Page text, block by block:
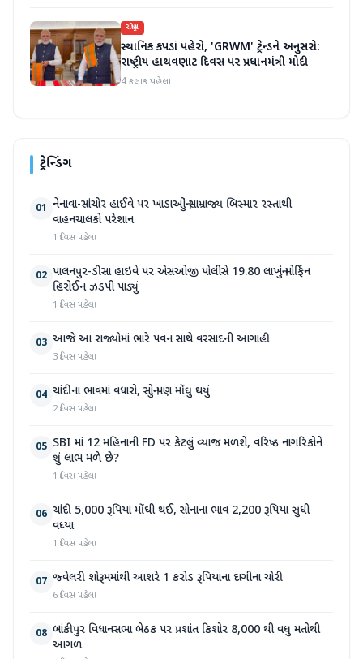
રાષ્ટ્રીય
સ્થાનિક કપડાં પહેરો, 'GRWM' ટ્રેન્ડને અનુસરો:
રાષ્ટ્રીય હાથવણાટ દિવસ પર પ્રધાનમંત્રી મોદી
4 કલાક પહેલા
ટ્રેન્ડિંગ
01 નેનાવા-સાંચોર હાઈવે પર ખાડાઓનું સામ્રાજ્ય બિસ્માર રસ્તાથી
વાહનચાલકો પરેશાન
1 દિવસ પહેલા
02 પાલનપુર-ડીસા હાઇવે પર એસઓજી પોલીસે 19.80 લાખનું મોર્ફિન
હિરોઈન ઝડપી પાડ્યું
1 દિવસ પહેલા
03 આજે આ રાજ્યોમાં ભારે પવન સાથે વરસાદની આગાહી
3 દિવસ પહેલા
04 ચાંદીના ભાવમાં વધારો, સોનું પણ મોંઘુ થયું
2 દિવસ પહેલા
05 SBI માં 12 મહિનાની FD પર કેટલું વ્યાજ મળશે, વરિષ્ઠ નાગરિકોને
શું લાભ મળે છે?
1 દિવસ પહેલા
06 ચાંદી 5,000 રૂપિયા મોંઘી થઈ, સોનાના ભાવ 2,200 રૂપિયા સુધી
વધ્યા
1 દિવસ પહેલા
07 જ્વેલરી શોરૂમમાંથી આશરે 1 કરોડ રૂપિયાના દાગીના ચોરી
6 દિવસ પહેલા
08 બાંકીપુર વિધાનસભા બેઠક પર પ્રશાંત કિશોર 8,000 થી વધુ મતોથી
આગળ